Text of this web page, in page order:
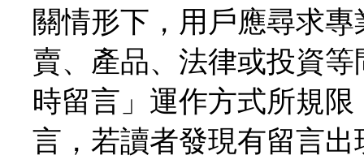
關情形下，用戶應尋求
賣、產品、法律或投資
時留言」運作方式所規
言，若讀者發現有留言